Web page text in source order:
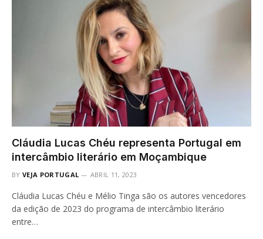
Cláudia Lucas Chéu representa Portugal em
intercâmbio literário em Moçambique
BY VEJA PORTUGAL ABRIL 11, 2023
Cláudia Lucas Chéu e Mélio Tinga são os autores vencedores
da edição de 2023 do programa de intercâmbio literário
entre…